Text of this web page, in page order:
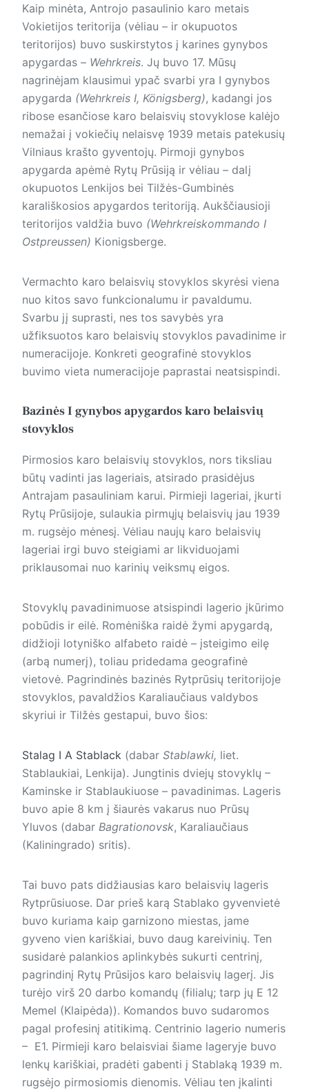
Kaip minėta, Antrojo pasaulinio karo metais
Vokietijos teritorija (vėliau – ir okupuotos
teritorijos) buvo suskirstytos į karines gynybos
apygardas – Wehrkreis. Jų buvo 17. Mūsų
nagrinėjam klausimui ypač svarbi yra I gynybos
apygarda (Wehrkreis I, Königsberg), kadangi jos
ribose esančiose karo belaisvių stovyklose kalėjo
nemažai į vokiečių nelaisvę 1939 metais patekusių
Vilniaus krašto gyven­tojų. Pirmoji gynybos
apygarda apėmė Rytų Prūsiją ir vėliau – dalį
okupuotos Lenkijos bei Tilžės-Gumbinės
karališkosios apygardos teritoriją. Aukščiausioji
teritorijos valdžia buvo (Wehrkreiskommando I
Ostpreussen) Kionigsberge.
Vermachto karo belaisvių stovyklos skyrėsi viena
nuo kitos savo funkcionalumu ir pavaldumu.
Svarbu jį suprasti, nes tos savybės yra
užfiksuotos karo belaisvių stovyklos pavadinime ir
numeracijoje. Konkreti geografinė stovyklos
buvimo vieta numeracijoje paprastai neatsispindi.
Bazinės I gynybos apygardos karo belaisvių
stovyklos
Pirmosios karo belaisvių stovyklos, nors tiksliau
būtų vadinti jas lageriais, atsirado prasidėjus
Antrajam pasauliniam karui. Pirmieji lageriai, įkurti
Rytų Prūsijoje, sulaukia pirmųjų belaisvių jau 1939
m. rugsėjo mėnesį. Vėliau naujų karo belaisvių
lageriai irgi buvo steigiami ar likviduojami
priklausomai nuo karinių veiksmų eigos.
Stovyklų pavadinimuose atsispindi lagerio įkūrimo
pobūdis ir eilė. Romėniška raidė žymi apygardą,
didžioji lotyniško alfabeto raidė – įsteigimo eilę
(arbą numerį), toliau pridedama geografinė
vietovė. Pagrindinės bazinės Rytprūsių teritorijoje
stovyklos, pavaldžios Karaliaučiaus valdybos
skyriui ir Tilžės gestapui, buvo šios:
Stalag I A Stablack (dabar Stablawki, liet.
Stablaukiai, Lenkija). Jungtinis dviejų stovyklų –
Kaminske ir Stablaukiuose – pavadinimas. Lageris
buvo apie 8 km į šiaurės vakarus nuo Prūsų
Yluvos (dabar Bagrationovsk, Karaliaučiaus
(Kaliningrado) sritis).
Tai buvo pats didžiausias karo belaisvių lageris
Rytprūsiuose. Dar prieš karą Stablako gyvenvietė
buvo kuriama kaip garnizono miestas, jame
gyveno vien kariškiai, buvo daug kareivinių. Ten
susidarė palankios aplinkybės sukurti centrinį,
pagrindinį Rytų Prūsijos karo belaisvių lagerį. Jis
turėjo virš 20 darbo komandų (filialų; tarp jų E 12
Memel (Klaipėda)). Komandos buvo sudaromos
pagal profesinį atitikimą. Centrinio lagerio numeris
– E1. Pirmieji karo belaisviai šiame lageryje buvo
lenkų kariškiai, pradėti gabenti į Stablaką 1939 m.
rugsėjo pirmosiomis dienomis. Vėliau ten įkalinti